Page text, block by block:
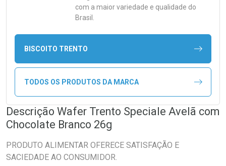
com a maior variedade e qualidade do
Brasil.
BISCOITO TRENTO
TODOS OS PRODUTOS DA MARCA
Descrição Wafer Trento Speciale Avelã com
Chocolate Branco 26g
PRODUTO ALIMENTAR OFERECE SATISFAÇÃO E
SACIEDADE AO CONSUMIDOR.